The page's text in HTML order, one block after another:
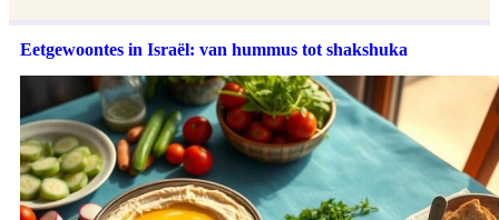
Eetgewoontes in Israël: van hummus tot shakshuka